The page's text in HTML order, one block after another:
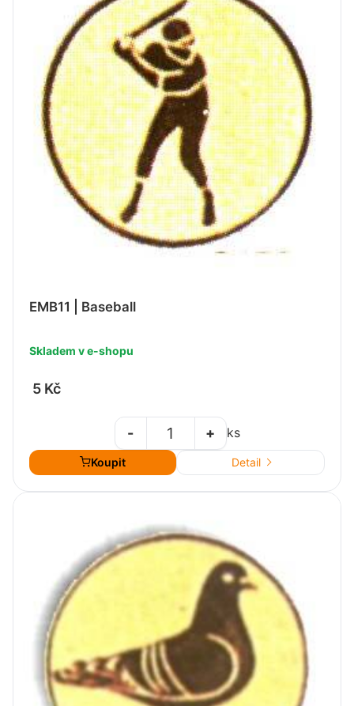
EMB11 | Baseball
Skladem v e-shopu
5 Kč
+
- ks
Koupit Detail